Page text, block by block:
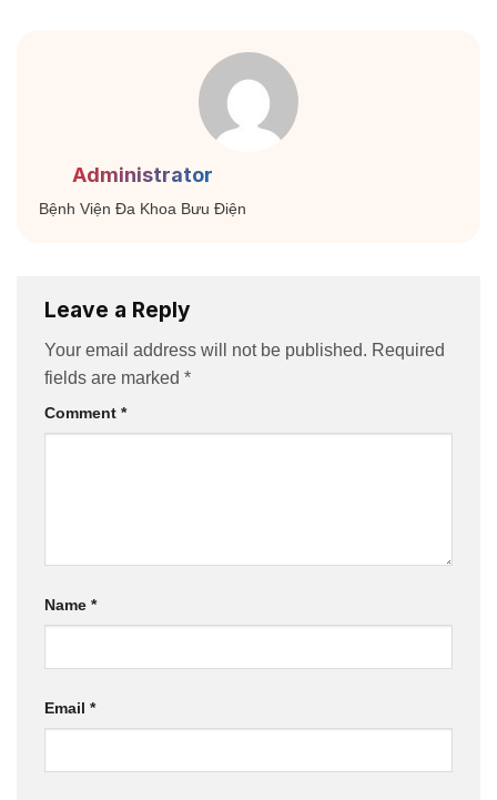
Administrator
Bệnh Viện Đa Khoa Bưu Điện
Leave a Reply
Your email address will not be published. Required
fields are marked *
Comment *
Name *
Email *